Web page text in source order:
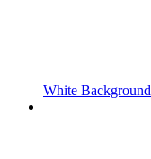
White Background